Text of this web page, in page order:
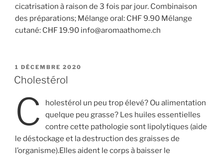
cicatrisation à raison de 3 fois par jour. Combinaison
des préparations; Mélange oral: CHF 9.90 Mélange
cutané: CHF 19.90 info@aromaathome.ch
PUBLIÉ
LE
1 DÉCEMBRE 2020
Cholestérol
C
holestérol un peu trop élevé? Ou alimentation
quelque peu grasse? Les huiles essentielles
contre cette pathologie sont lipolytiques (aide
le déstockage et la destruction des graisses de
l’organisme).Elles aident le corps à baisser le